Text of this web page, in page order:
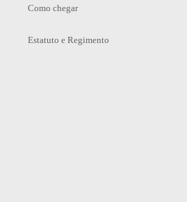
Como chegar
Estatuto e Regimento